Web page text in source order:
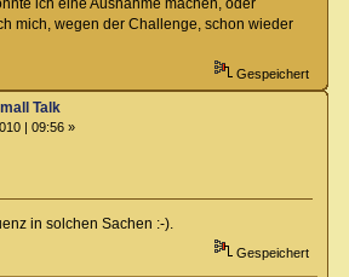
ich eine Ausnahme machen, oder
mich, wegen der Challenge, schon wieder
Gespeichert
Talk
| 09:56 »
in solchen Sachen :-).
Gespeichert